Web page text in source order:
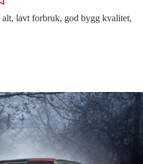
lavt forbruk, god bygg kvalitet,